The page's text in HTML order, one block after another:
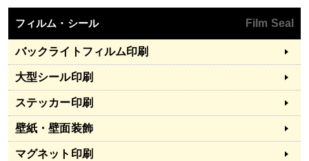
フィルム・シール Film Seal
バックライトフィルム印刷
大型シール印刷
ステッカー印刷
壁紙・壁面装飾
マグネット印刷